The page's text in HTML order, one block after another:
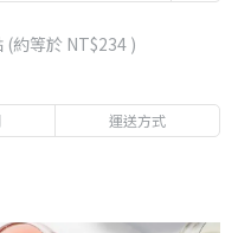
(約等於NT$234 )
運送方式